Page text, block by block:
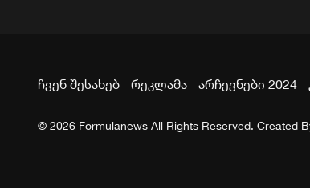
ჩვენ შესახებ რეკლამა არჩევნები 2024
© 2026 Formulanews All Rights Reserved. Created